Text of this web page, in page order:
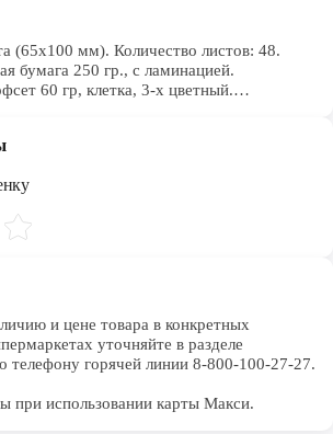
(65х100 мм). Количество листов: 48.
бумага 250 гр., с ламинацией.
60 гр, клетка, 3-х цветный.
идеи, делайте зарисовки.
заметки в любой ситуации. 3-
ТМ Hatber российского производства
и цене товара в конкретных
уточняйте в разделе
телефону горячей линии 8-800-100-27-27.
при использовании карты Макси.